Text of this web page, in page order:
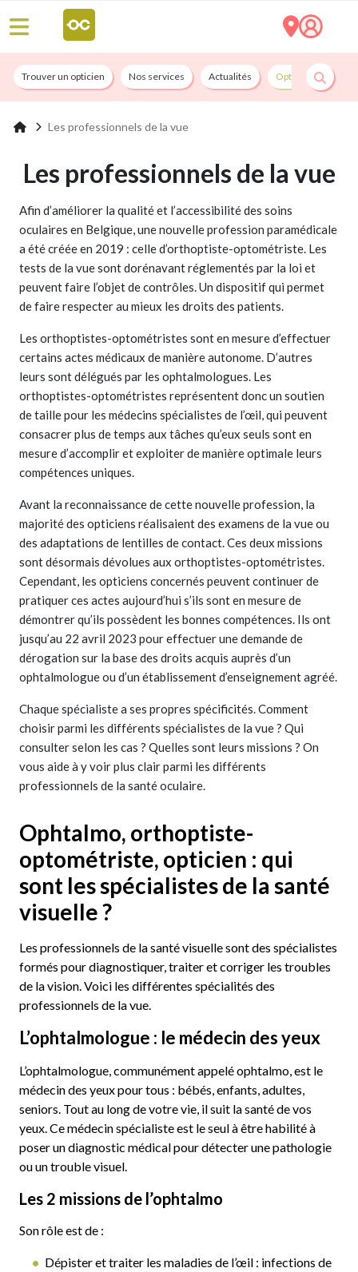
Trouver un opticien Nos services Actualités Opticians By
Les professionnels de la vue
Les professionnels de la vue
Afin d’améliorer la qualité et l’accessibilité des soins
oculaires en Belgique, une nouvelle profession paramédicale
a été créée en 2019 : celle d’orthoptiste-optométriste. Les
tests de la vue sont dorénavant réglementés par la loi et
peuvent faire l’objet de contrôles. Un dispositif qui permet
de faire respecter au mieux les droits des patients.
Les orthoptistes-optométristes sont en mesure d’effectuer
certains actes médicaux de manière autonome. D’autres
leurs sont délégués par les ophtalmologues. Les
orthoptistes-optométristes représentent donc un soutien
de taille pour les médecins spécialistes de l’œil, qui peuvent
consacrer plus de temps aux tâches qu’eux seuls sont en
mesure d’accomplir et exploiter de manière optimale leurs
compétences uniques.
Avant la reconnaissance de cette nouvelle profession, la
majorité des opticiens réalisaient des examens de la vue ou
des adaptations de lentilles de contact. Ces deux missions
sont désormais dévolues aux orthoptistes-optométristes.
Cependant, les opticiens concernés peuvent continuer de
pratiquer ces actes aujourd’hui s’ils sont en mesure de
démontrer qu’ils possèdent les bonnes compétences. Ils ont
jusqu’au 22 avril 2023 pour effectuer une demande de
dérogation sur la base des droits acquis auprès d’un
ophtalmologue ou d’un établissement d’enseignement agréé.
Chaque spécialiste a ses propres spécificités. Comment
choisir parmi les différents spécialistes de la vue ? Qui
consulter selon les cas ? Quelles sont leurs missions ? On
vous aide à y voir plus clair parmi les différents
professionnels de la santé oculaire.
Ophtalmo, orthoptiste-
optométriste, opticien : qui
sont les spécialistes de la santé
visuelle ?
Les professionnels de la santé visuelle sont des spécialistes
formés pour diagnostiquer, traiter et corriger les troubles
de la vision. Voici les différentes spécialités des
professionnels de la vue.
L’ophtalmologue : le médecin des yeux
L’ophtalmologue, communément appelé ophtalmo, est le
médecin des yeux pour tous : bébés, enfants, adultes,
seniors. Tout au long de votre vie, il suit la santé de vos
yeux. Ce médecin spécialiste est le seul à être habilité à
poser un diagnostic médical pour détecter une pathologie
ou un trouble visuel.
Les 2 missions de l’ophtalmo
Son rôle est de :
Dépister et traiter les maladies de l’œil : infections de